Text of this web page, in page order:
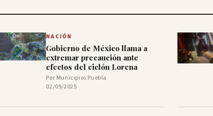
NACIÓN
Gobierno de México llama a
extremar precaución ante
efectos del ciclón Lorena
Por Municipios Puebla
02/09/2025